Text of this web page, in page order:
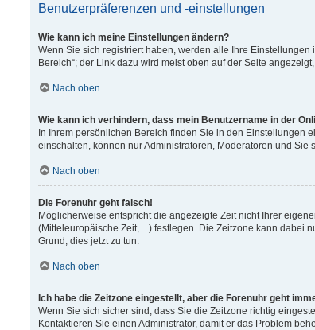
Benutzerpräferenzen und -einstellungen
Wie kann ich meine Einstellungen ändern?
Wenn Sie sich registriert haben, werden alle Ihre
Bereich“; der Link dazu wird meist oben auf der Seite
Nach oben
Wie kann ich verhindern, dass mein Benutzername in der
In Ihrem persönlichen Bereich finden Sie in den Einstellungen
einschalten, können nur Administratoren, Moderatoren und
Nach oben
Die Forenuhr geht falsch!
Möglicherweise entspricht die angezeigte Zeit nicht Ihrer
(Mitteleuropäische Zeit, ...) festlegen. Die Zeitzone kann dabei
Grund, dies jetzt zu tun.
Nach oben
Ich habe die Zeitzone eingestellt, aber die Forenuhr geht
Wenn Sie sich sicher sind, dass Sie die Zeitzone richtig
Kontaktieren Sie einen Administrator, damit er das Problem